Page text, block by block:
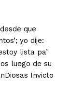
que
yo dije:
lista pa’
luego de su
Invicto